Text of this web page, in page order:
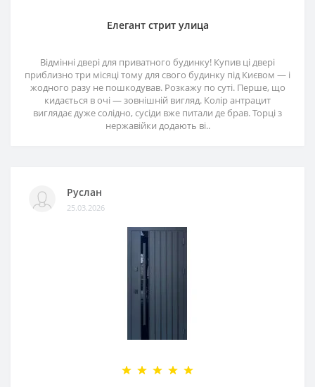
Елегант стрит улица
Відмінні двері для приватного будинку! Купив ці двері
приблизно три місяці тому для свого будинку під Києвом — і
жодного разу не пошкодував. Розкажу по суті. Перше, що
кидається в очі — зовнішній вигляд. Колір антрацит
виглядає дуже солідно, сусіди вже питали де брав. Торці з
нержавійки додають ві..
Руслан
25.03.2026